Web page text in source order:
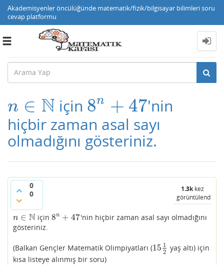
Akademisyenler öncülüğünde matematik/fizik/bilgisayar bilimleri soru
cevap platformu
Toggle
n ∈ N
n∈N için 8n + 47
8n +47
'nin
hiçbir zaman asal sayı
olmadığını gösteriniz.
0
0
1.3kkez
görüntülendi
n ∈ N
n∈N için8n + 47
8n +47
'nin hiçbir zaman asal sayı olmadığını
gösteriniz.
(Balkan Gençler Matematik Olimpiyatları (15 1
2
1512 yaş altı) için
kısa listeye alınmış bir soru)